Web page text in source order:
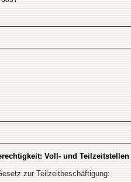
Voll- und Teilzeitstellen
zur Teilzeitbeschäftigung: